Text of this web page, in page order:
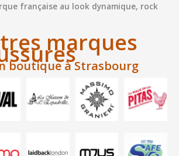
française au look dynamique, rock
marques
boutique à Strasbourg